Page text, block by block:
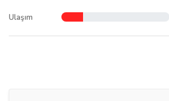
Ulaşım